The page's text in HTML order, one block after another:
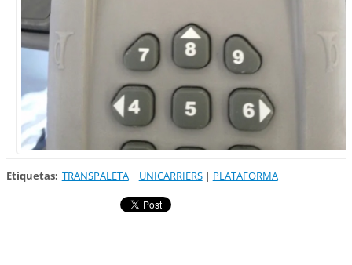
Etiquetas: TRANSPALETA | UNICARRIERS | PLATAFORMA